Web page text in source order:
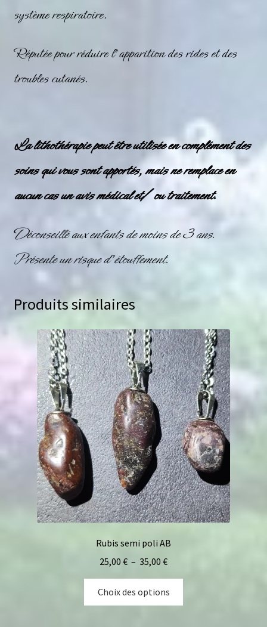
système respiratoire.
Réputée pour réduire l’apparition des rides et des
troubles cutanés.
La lithothérapie peut être utilisée en complément des
soins qui vous sont apportés, mais ne remplace en
aucun cas un avis médical et/ ou traitement.
Déconseillé aux enfants de moins de 3 ans.
Présente un risque d’étouffement.
Produits similaires
Rubis semi poli AB
25,00 € – 35,00 €
Choix des options